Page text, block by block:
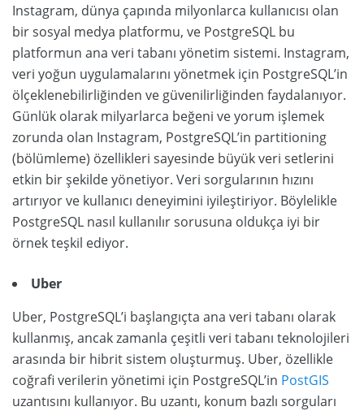
Instagram, dünya çapında milyonlarca kullanıcısı olan
bir sosyal medya platformu, ve PostgreSQL bu
platformun ana veri tabanı yönetim sistemi. Instagram,
veri yoğun uygulamalarını yönetmek için PostgreSQL’in
ölçeklenebilirliğinden ve güvenilirliğinden faydalanıyor.
Günlük olarak milyarlarca beğeni ve yorum işlemek
zorunda olan Instagram, PostgreSQL’in partitioning
(bölümleme) özellikleri sayesinde büyük veri setlerini
etkin bir şekilde yönetiyor. Veri sorgularının hızını
artırıyor ve kullanıcı deneyimini iyileştiriyor. Böylelikle
PostgreSQL nasıl kullanılır sorusuna oldukça iyi bir
örnek teşkil ediyor.
Uber
Uber, PostgreSQL’i başlangıçta ana veri tabanı olarak
kullanmış, ancak zamanla çeşitli veri tabanı teknolojileri
arasında bir hibrit sistem oluşturmuş. Uber, özellikle
coğrafi verilerin yönetimi için PostgreSQL’in PostGIS
uzantısını kullanıyor. Bu uzantı, konum bazlı sorguları